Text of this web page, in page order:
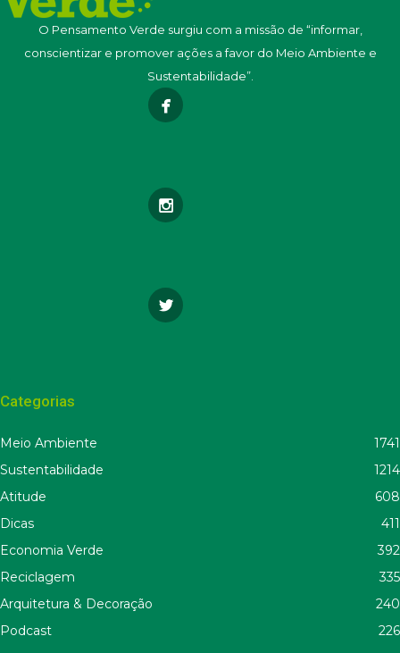
O Pensamento Verde surgiu com a missão de “informar,
conscientizar e promover ações a favor do Meio Ambiente e
Sustentabilidade”.
Categorias
Meio Ambiente
1741
Sustentabilidade
1214
Atitude
608
Dicas
411
Economia Verde
392
Reciclagem
335
Arquitetura & Decoração
240
Podcast
226